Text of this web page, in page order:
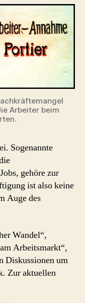
–
Buzzwords
des
Arbeitsmarkts
Arbeiter beim
Sogenannte
gehöre zur
ist also keine
Auge des
Wandel“,
Arbeitsmarkt“,
Diskussionen um
Zur aktuellen